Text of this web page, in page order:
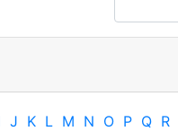
J K L M N O P Q R